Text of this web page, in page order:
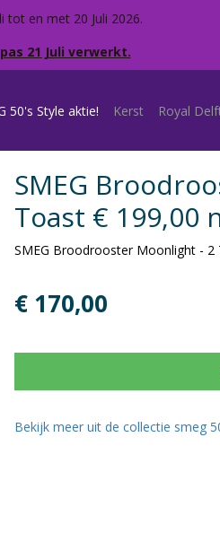
tot en met 20 Juli 2026.
21 Juli verwerkt.
50's Style aktie! Kerst Royal
SMEG
Toast € 199,00
SMEG Broodrooster Moonlight - 2
€ 170,00
Bekijk meer uit de collectie smeg